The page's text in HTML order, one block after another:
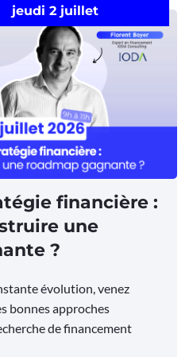
jeudi 2 juillet
financière :
une
?
évolution, venez
bonnes approches
de financement